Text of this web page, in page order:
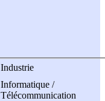
Industrie
Informatique /
Télécommunication